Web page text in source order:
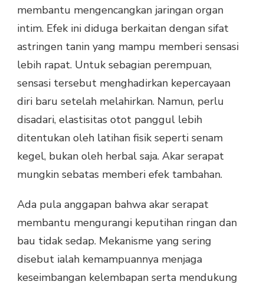
membantu mengencangkan jaringan organ
intim. Efek ini diduga berkaitan dengan sifat
astringen tanin yang mampu memberi sensasi
lebih rapat. Untuk sebagian perempuan,
sensasi tersebut menghadirkan kepercayaan
diri baru setelah melahirkan. Namun, perlu
disadari, elastisitas otot panggul lebih
ditentukan oleh latihan fisik seperti senam
kegel, bukan oleh herbal saja. Akar serapat
mungkin sebatas memberi efek tambahan.
Ada pula anggapan bahwa akar serapat
membantu mengurangi keputihan ringan dan
bau tidak sedap. Mekanisme yang sering
disebut ialah kemampuannya menjaga
keseimbangan kelembapan serta mendukung